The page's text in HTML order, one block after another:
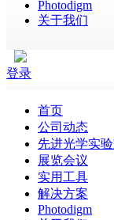
Photodigm
关于我们
登录
首页
公司动态
先进光学实
展览会议
实用工具
解决方案
Photodigm